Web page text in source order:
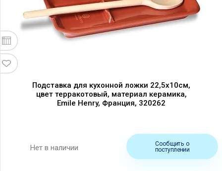
Подставка для кухонной ложки 22,5х10см,
цвет терракотовый, материал керамика,
Emile Henry, Франция, 320262
Нет в наличии
Сообщить о
поступлении